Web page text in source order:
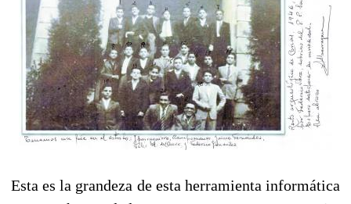
Esta es la grandeza de esta herramienta informática